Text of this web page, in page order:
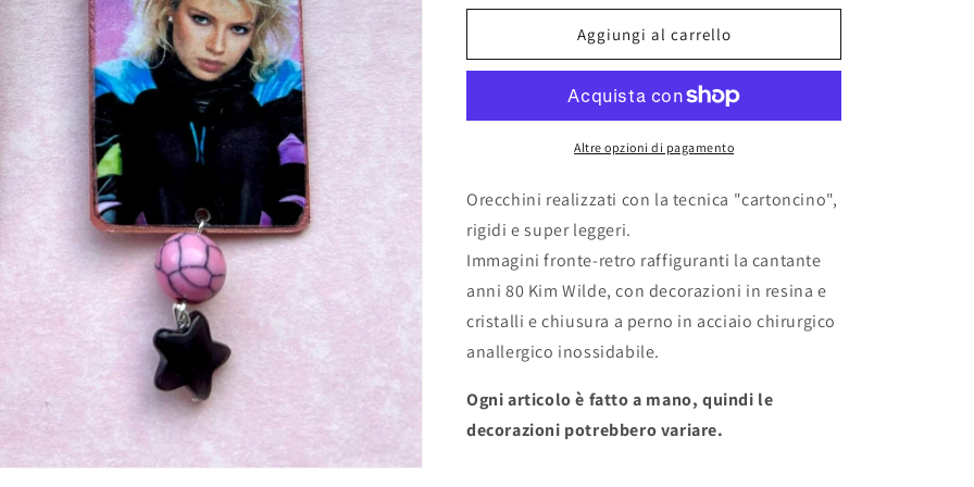
per
&quot;KIM
per
Orecchini
&quot;KIM
WILDE&quot;
Aggiungi al carrello
Altre opzioni di pagamento
Orecchini realizzati con la tecnica "cartoncino",
rigidi e super leggeri.
Immagini fronte-retro raffiguranti la cantante
anni 80 Kim Wilde, con decorazioni in resina e
cristalli e chiusura a perno in acciaio chirurgico
anallergico inossidabile.
Ogni articolo è fatto a mano, quindi le
decorazioni potrebbero variare.